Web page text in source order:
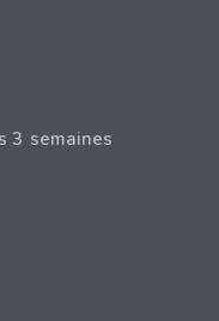
3 semaines